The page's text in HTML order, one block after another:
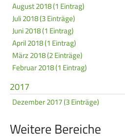
August 2018 (1 Eintrag)
Juli 2018 (3 Einträge)
Juni 2018 (1 Eintrag)
April 2018 (1 Eintrag)
März 2018 (2 Einträge)
Februar 2018 (1 Eintrag)
2017
Dezember 2017 (3 Einträge)
Weitere Bereiche